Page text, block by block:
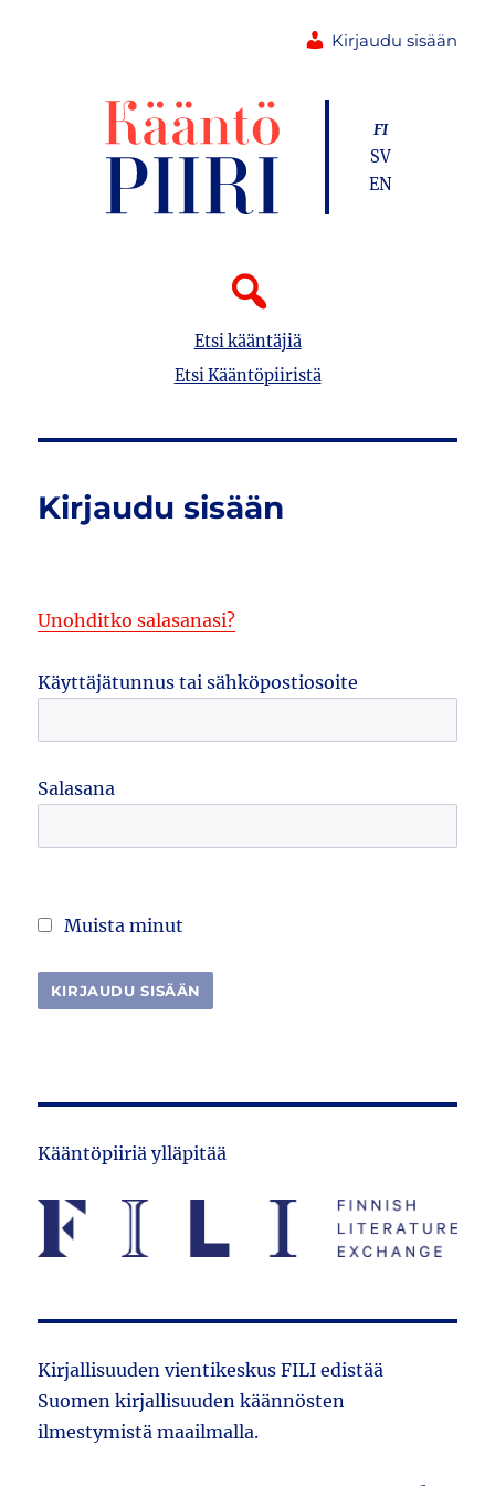
Kirjaudu sisään
Etsi kääntäjiä
Etsi Kääntöpiiristä
FI
SV
EN
Kirjaudu sisään
Unohditko salasanasi?
Käyttäjätunnus tai sähköpostiosoite
Salasana
Muista minut
Kääntöpiiriä ylläpitää
Kirjallisuuden vientikeskus FILI edistää
Suomen kirjallisuuden käännösten
ilmestymistä maailmalla.